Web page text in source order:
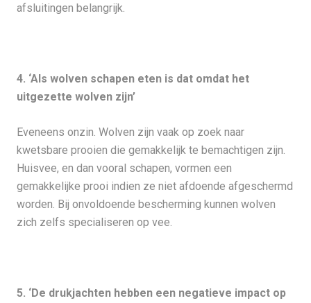
afsluitingen belangrijk.
4. ‘Als wolven schapen eten is dat omdat het
uitgezette wolven zijn’
Eveneens onzin. Wolven zijn vaak op zoek naar
kwetsbare prooien die gemakkelijk te bemachtigen zijn.
Huisvee, en dan vooral schapen, vormen een
gemakkelijke prooi indien ze niet afdoende afgeschermd
worden. Bij onvoldoende bescherming kunnen wolven
zich zelfs specialiseren op vee.
5. ‘De drukjachten hebben een negatieve impact op